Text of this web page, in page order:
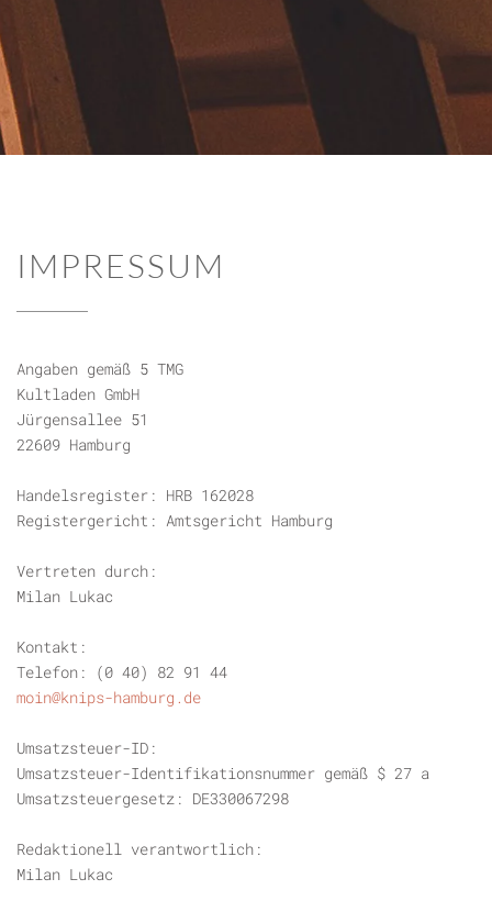
IMPRESSUM
Angaben gemäß 5 TMG
Kultladen GmbH
Jürgensallee 51
22609 Hamburg
Handelsregister: HRB 162028
Registergericht: Amtsgericht Hamburg
Vertreten durch:
Milan Lukac
Kontakt:
Telefon: (0 40) 82 91 44
moin@knips-hamburg.de
Umsatzsteuer-ID:
Umsatzsteuer-Identifikationsnummer gemäß $ 27 a
Umsatzsteuergesetz: DE330067298
Redaktionell verantwortlich:
Milan Lukac